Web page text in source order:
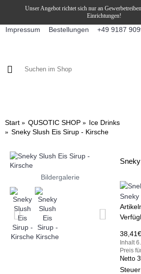
Unser Angebot richtet sich nur an
Einrichtungen!
Impressum Bestellungen +49 9187
Start QUSOTIC SHOP
Ice Drinks
Sneky Slush Eis Sirup - Kirsche
Bildergalerie
Sneky
Inhalt
Preis
Netto
Steuer